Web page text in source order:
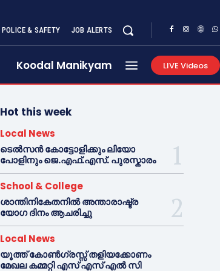
POLICE & SAFETY JOB ALERTS
Koodal Manikyam LIVE Videos
Hot this week
Local News
ടെൽസൻ കോട്ടോളിക്കും ലിയോ
പോളിനും ജെ.എഫ്.എസ്. പുരസ്കാരം
School & College
ശാന്തിനികേതനിൽ അന്താരാഷ്ട്ര
യോഗ ദിനം ആചരിച്ചു
Local News
യൂത്ത് കോൺഗ്രസ്സ് തളിയക്കോണം
മേഖല കമ്മറ്റി എസ് എസ് എൽ സി